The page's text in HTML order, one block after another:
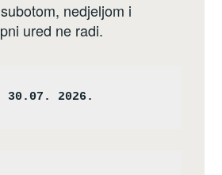
nedjeljom i
ured ne radi.
30.07. 2026.